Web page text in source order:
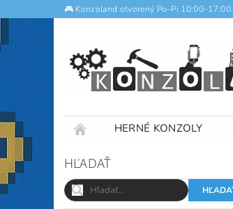
🎮 Konzoland otvorený Po–Pi 10:00–17:00.
HERNÉ KONZOLY
NOTEBOOKY
HĽADAŤ